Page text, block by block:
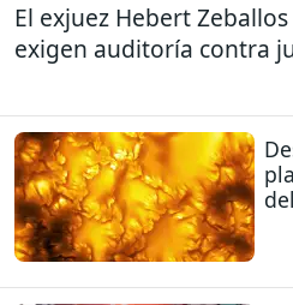
El exjuez Hebert
exigen auditoría contra